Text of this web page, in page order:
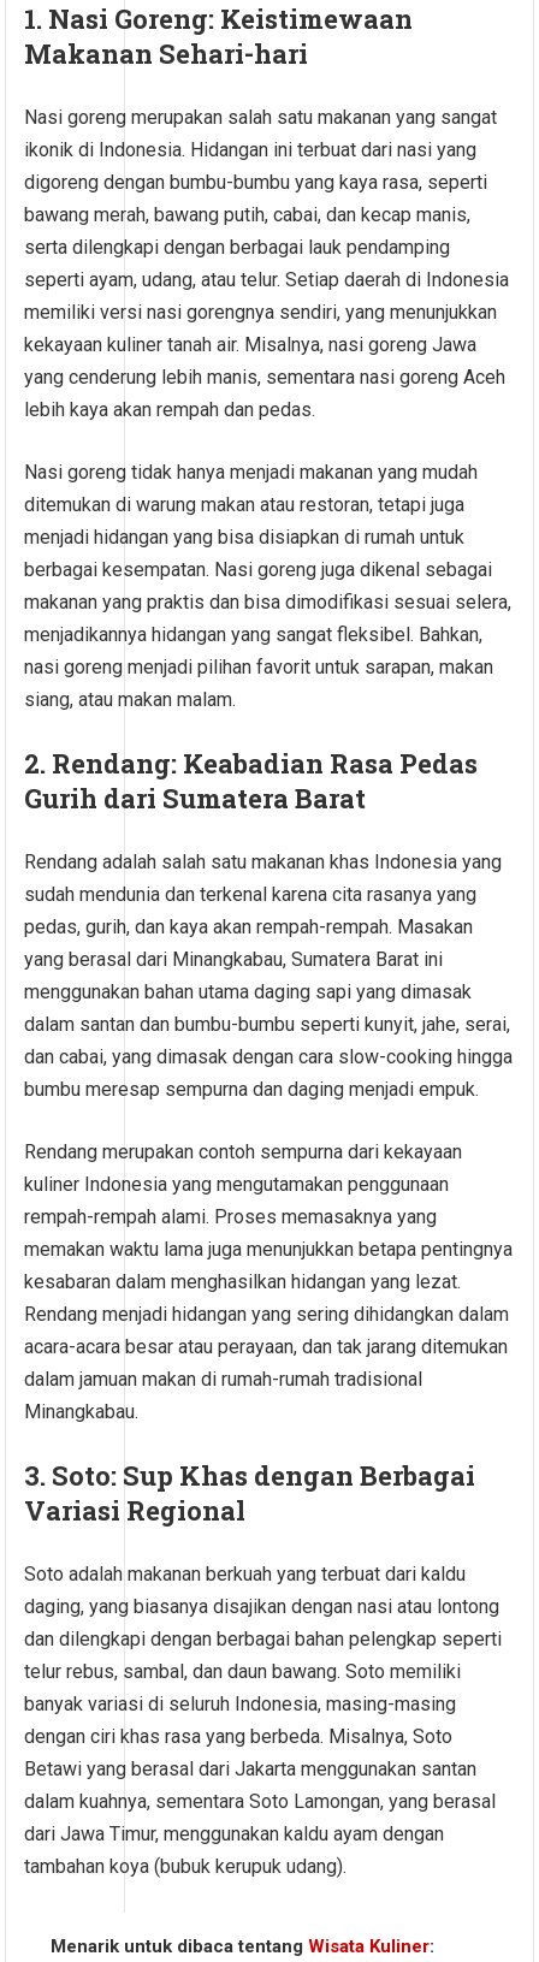
1. Nasi Goreng: Keistimewaan
Makanan Sehari-hari
Nasi goreng merupakan salah satu makanan yang sangat
ikonik di Indonesia. Hidangan ini terbuat dari nasi yang
digoreng dengan bumbu-bumbu yang kaya rasa, seperti
bawang merah, bawang putih, cabai, dan kecap manis,
serta dilengkapi dengan berbagai lauk pendamping
seperti ayam, udang, atau telur. Setiap daerah di Indonesia
memiliki versi nasi gorengnya sendiri, yang menunjukkan
kekayaan kuliner tanah air. Misalnya, nasi goreng Jawa
yang cenderung lebih manis, sementara nasi goreng Aceh
lebih kaya akan rempah dan pedas.
Nasi goreng tidak hanya menjadi makanan yang mudah
ditemukan di warung makan atau restoran, tetapi juga
menjadi hidangan yang bisa disiapkan di rumah untuk
berbagai kesempatan. Nasi goreng juga dikenal sebagai
makanan yang praktis dan bisa dimodifikasi sesuai selera,
menjadikannya hidangan yang sangat fleksibel. Bahkan,
nasi goreng menjadi pilihan favorit untuk sarapan, makan
siang, atau makan malam.
2. Rendang: Keabadian Rasa Pedas
Gurih dari Sumatera Barat
Rendang adalah salah satu makanan khas Indonesia yang
sudah mendunia dan terkenal karena cita rasanya yang
pedas, gurih, dan kaya akan rempah-rempah. Masakan
yang berasal dari Minangkabau, Sumatera Barat ini
menggunakan bahan utama daging sapi yang dimasak
dalam santan dan bumbu-bumbu seperti kunyit, jahe, serai,
dan cabai, yang dimasak dengan cara slow-cooking hingga
bumbu meresap sempurna dan daging menjadi empuk.
Rendang merupakan contoh sempurna dari kekayaan
kuliner Indonesia yang mengutamakan penggunaan
rempah-rempah alami. Proses memasaknya yang
memakan waktu lama juga menunjukkan betapa pentingnya
kesabaran dalam menghasilkan hidangan yang lezat.
Rendang menjadi hidangan yang sering dihidangkan dalam
acara-acara besar atau perayaan, dan tak jarang ditemukan
dalam jamuan makan di rumah-rumah tradisional
Minangkabau.
3. Soto: Sup Khas dengan Berbagai
Variasi Regional
Soto adalah makanan berkuah yang terbuat dari kaldu
daging, yang biasanya disajikan dengan nasi atau lontong
dan dilengkapi dengan berbagai bahan pelengkap seperti
telur rebus, sambal, dan daun bawang. Soto memiliki
banyak variasi di seluruh Indonesia, masing-masing
dengan ciri khas rasa yang berbeda. Misalnya, Soto
Betawi yang berasal dari Jakarta menggunakan santan
dalam kuahnya, sementara Soto Lamongan, yang berasal
dari Jawa Timur, menggunakan kaldu ayam dengan
tambahan koya (bubuk kerupuk udang).
Menarik untuk dibaca tentangWisata Kuliner: